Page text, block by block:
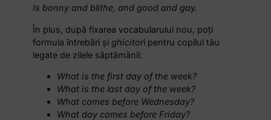
Is bonny and blithe, and good and gay.
În plus, după fixarea vocabularului nou, poți
formula întrebări și ghicitori pentru copilul tău
legate de zilele săptămânii:
What is the first day of the week?
What is the last day of the week?
What comes before Wednesday?
What day comes before Friday?